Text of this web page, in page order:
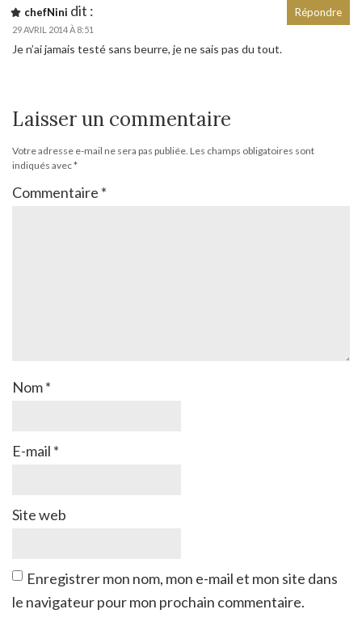
chefNini dit :
29 AVRIL 2014 À 8:51
Je n’ai jamais testé sans beurre, je ne sais pas du tout.
Répondre
Laisser un commentaire
Votre adresse e-mail ne sera pas publiée. Les champs obligatoires sont
indiqués avec*
Commentaire *
Nom*
E-mail *
Site web
Enregistrer mon nom, mon e-mail et mon site dans
le navigateur pour mon prochain commentaire.